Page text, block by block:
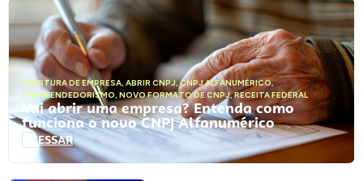
ABERTURA DE EMPRESA, ABRIR CNPJ,CNPJ ALFANUMÉRICO,
EMPREENDEDORISMO, NOVO FORMATO DE CNPJ,RECEITA FEDERAL
Vai abrir uma empresa? Entenda como
funciona o novo CNPJ Alfanumérico
ACESSAR